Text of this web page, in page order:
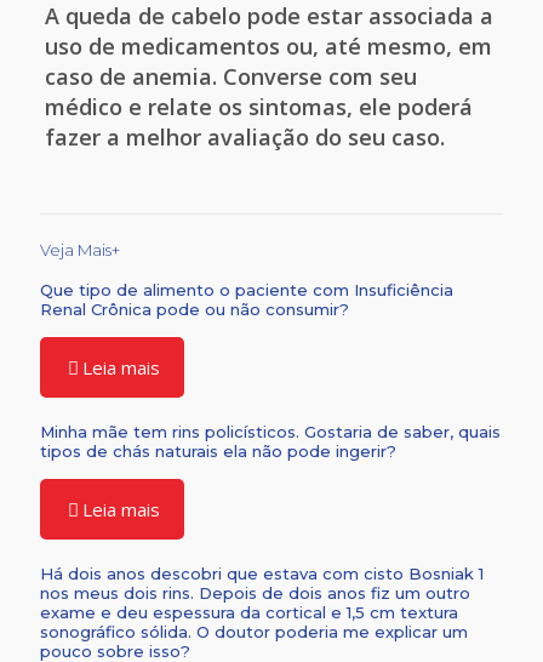
A queda de cabelo pode estar associada a
uso de medicamentos ou, até mesmo, em
caso de anemia. Converse com seu
médico e relate os sintomas, ele poderá
fazer a melhor avaliação do seu caso.
Veja Mais+
Que tipo de alimento o paciente com Insuficiência
Renal Crônica pode ou não consumir?
Leia mais
Minha mãe tem rins policísticos. Gostaria de saber, quais
tipos de chás naturais ela não pode ingerir?
Leia mais
Há dois anos descobri que estava com cisto Bosniak 1
nos meus dois rins. Depois de dois anos fiz um outro
exame e deu espessura da cortical e 1,5 cm textura
sonográfico sólida. O doutor poderia me explicar um
pouco sobre isso?